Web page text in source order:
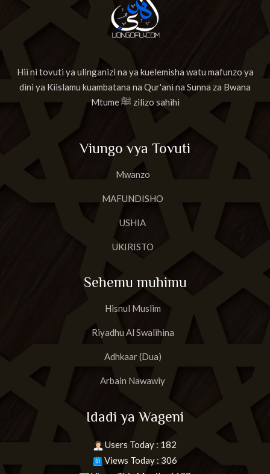
Hii ni tovuti ya ulinganizi na ya kuelemisha watu mafunzo ya
dini ya Kiislamu kuambatana na Qur'ani na Sunna za Bwana
Mtume ﷺ zilizo sahihi
Viungo vya Tovuti
Mwanzo
MAFUNDISHO
USHIA
UKIRISTO
Sehemu muhimu
Hisnul Muslim
Riyadhu Al Swalihina
Adhkaar (Dua)
Arbain Nawawiy
Idadi ya Wageni
Users Today : 182
Views Today : 306